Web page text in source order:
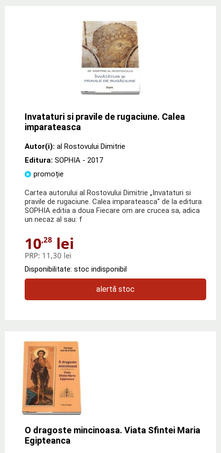
Invataturi si pravile de rugaciune. Calea
imparateasca
Autor(i): al Rostovului Dimitrie
Editura: SOPHIA - 2017
promoție
Cartea autorului al Rostovului Dimitrie „Invataturi si
pravile de rugaciune. Calea imparateasca" de la editura
SOPHIA editia a doua Fiecare om are crucea sa, adica
un necaz al sau: f
10,28 lei
PRP: 11,30 lei
Disponibilitate: stoc indisponibil
alertă stoc
O dragoste mincinoasa. Viata Sfintei Maria
Egipteanca